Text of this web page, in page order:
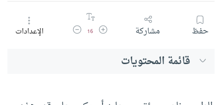
حفظ مشاركة زيادة حجم الخط
16 تقليل حجم الخطالإعدادات
قائمة المحتويات